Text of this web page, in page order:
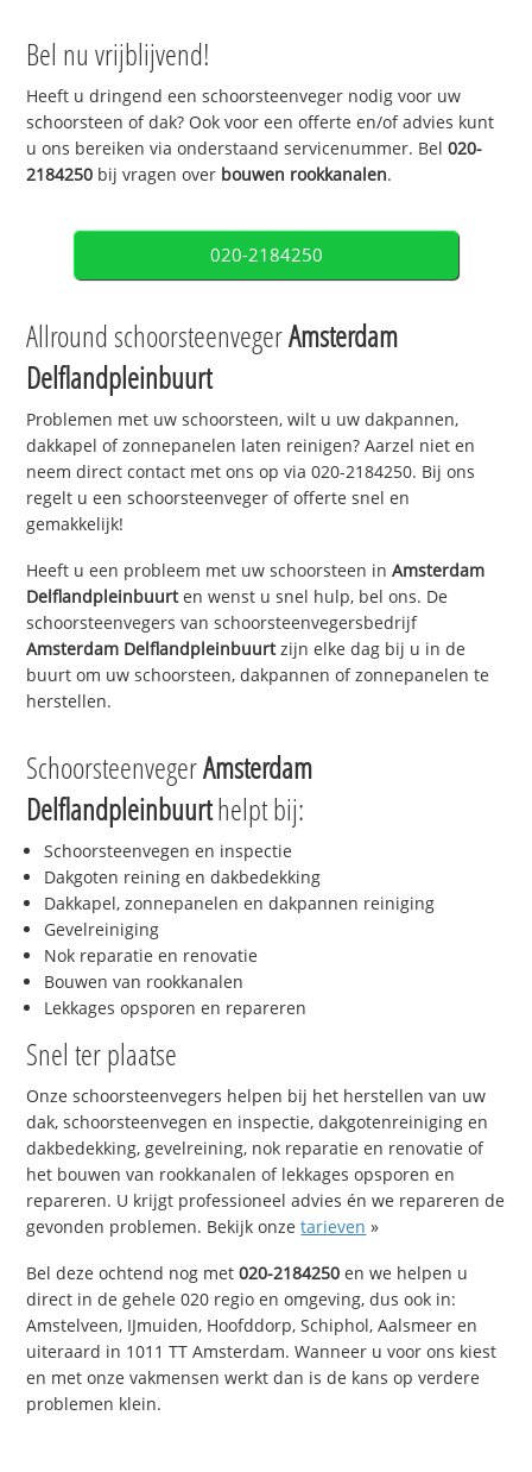
Bel nu vrijblijvend!
Heeft u dringend een schoorsteenveger nodig voor uw
schoorsteen of dak? Ook voor een offerte en/of advies kunt
u ons bereiken via onderstaand servicenummer. Bel020-
2184250 bij vragen over bouwen rookkanalen.
020-2184250
Allround schoorsteenvegerAmsterdam
Delflandpleinbuurt
Problemen met uw schoorsteen, wilt u uw dakpannen,
dakkapel of zonnepanelen laten reinigen? Aarzel niet en
neem direct contact met ons op via 020-2184250. Bij ons
regelt u een schoorsteenveger of offerte snel en
gemakkelijk!
Heeft u een probleem met uw schoorsteen inAmsterdam
Delflandpleinbuurten wenst u snel hulp, bel ons. De
schoorsteenvegers van schoorsteenvegersbedrijf
Amsterdam Delflandpleinbuurtzijn elke dag bij u in de
buurt om uw schoorsteen, dakpannen of zonnepanelen te
herstellen.
SchoorsteenvegerAmsterdam
Delflandpleinbuurthelpt bij:
Schoorsteenvegen en inspectie
Dakgoten reining en dakbedekking
Dakkapel, zonnepanelen en dakpannen reiniging
Gevelreiniging
Nok reparatie en renovatie
Bouwen van rookkanalen
Lekkages opsporen en repareren
Snel ter plaatse
Onze schoorsteenvegers helpen bij het herstellen van uw
dak, schoorsteenvegen en inspectie, dakgotenreiniging en
dakbedekking, gevelreining, nok reparatie en renovatie of
het bouwen van rookkanalen of lekkages opsporen en
repareren. U krijgt professioneel advies én we repareren de
gevonden problemen. Bekijk onzetarieven »
Bel deze ochtend nog met020-2184250 en we helpen u
direct in de gehele 020 regio en omgeving, dus ook in:
Amstelveen, IJmuiden, Hoofddorp, Schiphol, Aalsmeer en
uiteraard in 1011 TT Amsterdam. Wanneer u voor ons kiest
en met onze vakmensen werkt dan is de kans op verdere
problemen klein.